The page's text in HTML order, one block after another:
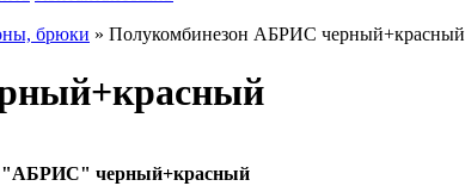
брюки » Полукомбинезон АБРИС черный+красный
черный+красный